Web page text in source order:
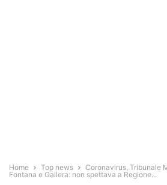
Home Top news
Coronavirus, Tribunale
Fontana e Gallera: non spettava a Regione...